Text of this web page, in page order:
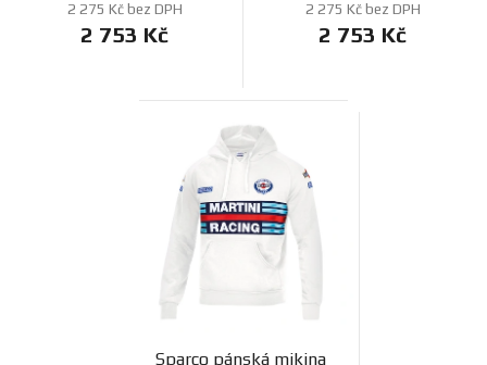
2 275 Kč bez DPH
2 753 Kč
2 275 Kč bez DPH
2 753 Kč
Sparco pánská mikina